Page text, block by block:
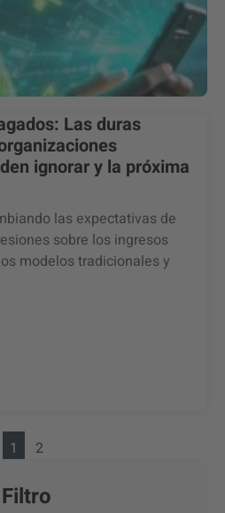
Las duras
ignorar y la próxima
las expectativas de
sobre los ingresos
modelos tradicionales y
1 2
Filtro